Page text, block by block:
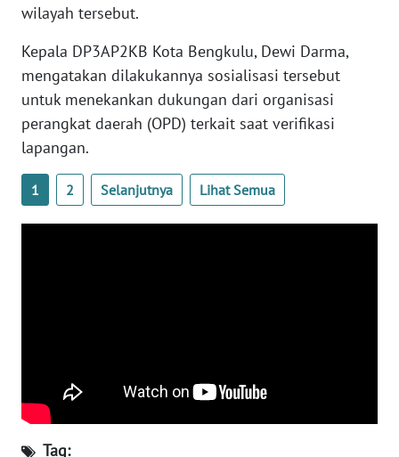
wilayah tersebut.
Kepala DP3AP2KB Kota Bengkulu, Dewi Darma,
mengatakan dilakukannya sosialisasi tersebut
untuk menekankan dukungan dari organisasi
perangkat daerah (OPD) terkait saat verifikasi
lapangan.
1 2 Selanjutnya Lihat Semua
Tag:
SULBAR
WN
BABEL
SUMBAR
LAMPUNG
WN
JATENG